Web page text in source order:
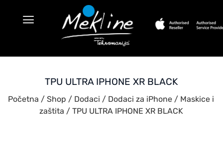
TPU ULTRA IPHONE XR BLACK
Početna / Shop / Dodaci / Dodaci za iPhone / Maskice i
zaštita / TPU ULTRA IPHONE XR BLACK